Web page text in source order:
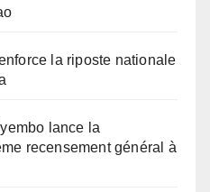
la riposte nationale
lance la
recensement général à